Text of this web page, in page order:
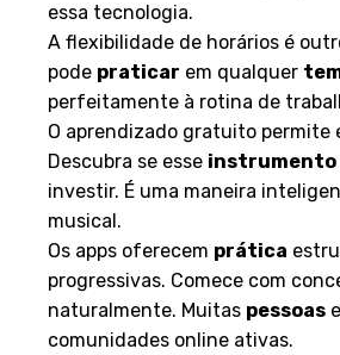
essa tecnologia.
A flexibilidade de horários é
pode praticar em qualquer
perfeitamente à rotina de
O aprendizado gratuito permite
Descubra se esse instrumento
investir. É uma maneira
musical.
Os apps oferecem prática
progressivas. Comece com
naturalmente. Muitas pessoas
comunidades online ativas.